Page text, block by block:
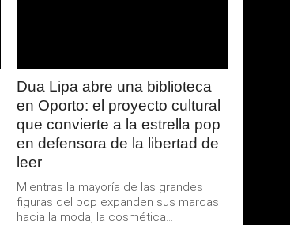
Dua Lipa abre una biblioteca
en Oporto: el proyecto cultural
que convierte a la estrella pop
en defensora de la libertad de
leer
Mientras la mayoría de las grandes
figuras del pop expanden sus marcas
hacia la moda, la cosmética...